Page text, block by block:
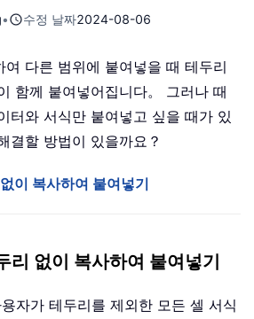
• 수정 날짜2024-08-06
다른 범위에 붙여넣을 때 테두리
함께 붙여넣어집니다。 그러나 때
터와 서식만 붙여넣고 싶을 때가 있
결할 방법이 있을까요？
이 복사하여 붙여넣기
리 없이 복사하여 붙여넣기
자가 테두리를 제외한 모든 셀 서식